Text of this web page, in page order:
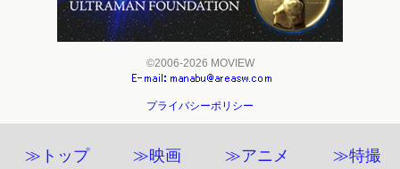
©2006-2026 MOVIEW
プライバシーポリシー
≫トップ ≫映画 ≫アニメ ≫特撮